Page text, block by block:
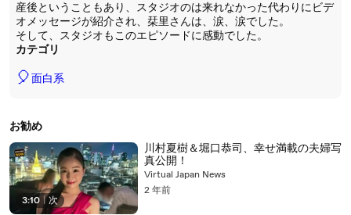
産後ということもあり、スタジオのは来れなかった代わりにビデ
オメッセージが紹介され、栞里さんは、涙、涙でした。
そして、スタジオもこのエピソードに感動でした。
カテゴリ
🎈面白系
お勧め
3:10 | 次
川村夏樹＆堀口恭司、幸せ満載の夫婦写
真公開！
Virtual Japan News
2 年前